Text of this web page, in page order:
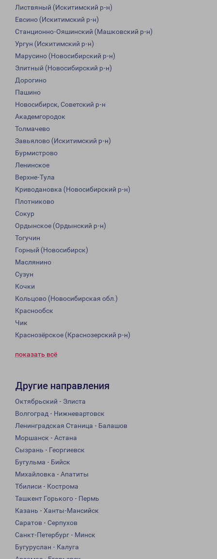
Листвяный (Искитимский р-н)
Евсино (Искитимский р-н)
Станционно-Ояшинский (Машковский р-н)
Ургун (Искитимский р-н)
Марусино (Новосибирский р-н)
Элитный (Новосибирский р-н)
Дорогино
Пашино
Новосибирск, Советский р-н
Академгородок
Толмачево
Завьялово (Искитимский р-н)
Бурмистрово
Ленинское
Верхне-Тула
Криводановка (Новосибирский р-н)
Плотниково
Сокур
Ордынское (Ордынский р-н)
Тогучин
Горный (Новосибирск)
Маслянино
Сузун
Кочки
Кольцово (Новосибирская обл.)
Краснообск
Чик
Краснозёрское (Краснозерский р-н)
показать всё
Другие направления
Октябрьский - Элиста
Волгоград - Нижневартовск
Ленинградская Станица - Балашов
Моршанск - Астана
Сызрань - Георгиевск
Бугульма - Бийск
Михайловка - Апатиты
Тбилиси - Кострома
Ташкент Горького - Пермь
Казань - Ханты-Мансийск
Саратов - Серпухов
Санкт-Петербург - Минск
Бугуруслан - Калуга